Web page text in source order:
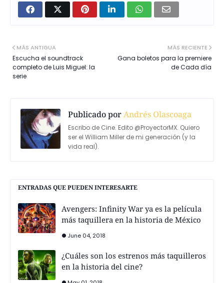
MÁS RECIENTE
Gana boletos para la premiere
de Cada día
MÁS ANTIGUA
Escucha el soundtrack
completo de Luis Miguel: la
serie
Publicado porAndrés Olascoaga
Escribo de Cine. Edito @ProyectorMX. Quiero
ser el William Miller de mi generación (y la
vida real).
ENTRADAS QUE PUEDEN INTERESARTE
Avengers: Infinity War ya es la película
más taquillera en la historia de México
June 04, 2018
¿Cuáles son los estrenos más taquilleros
en la historia del cine?